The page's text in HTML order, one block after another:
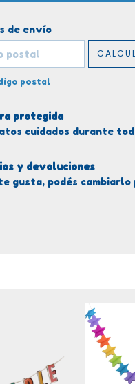
el CP:
de envío
postal
protegida
cuidados durante
y devoluciones
gusta, podés